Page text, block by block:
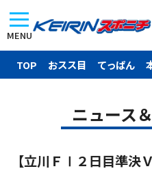
MENU
TOP おスス目 てっぱん
ニュース
【立川ＦⅠ２日目準決